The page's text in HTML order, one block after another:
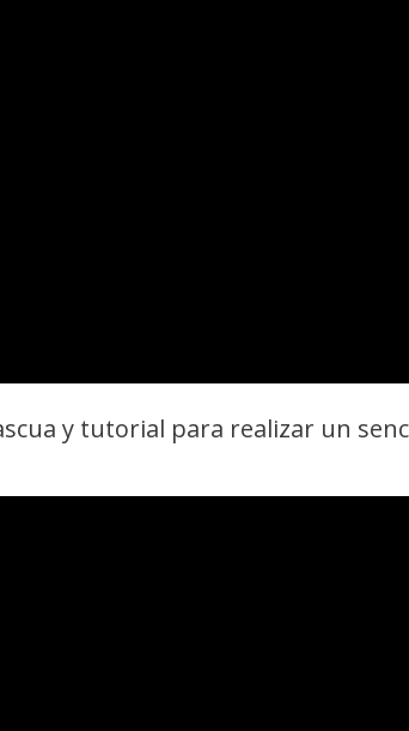
y tutorial para realizar un